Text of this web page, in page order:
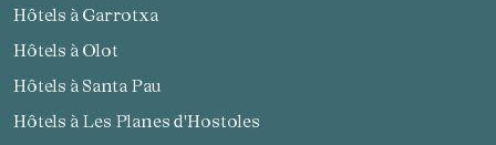
Hôtels à Garrotxa
Hôtels à Olot
Hôtels à Santa Pau
Hôtels à Les Planes d'Hostoles